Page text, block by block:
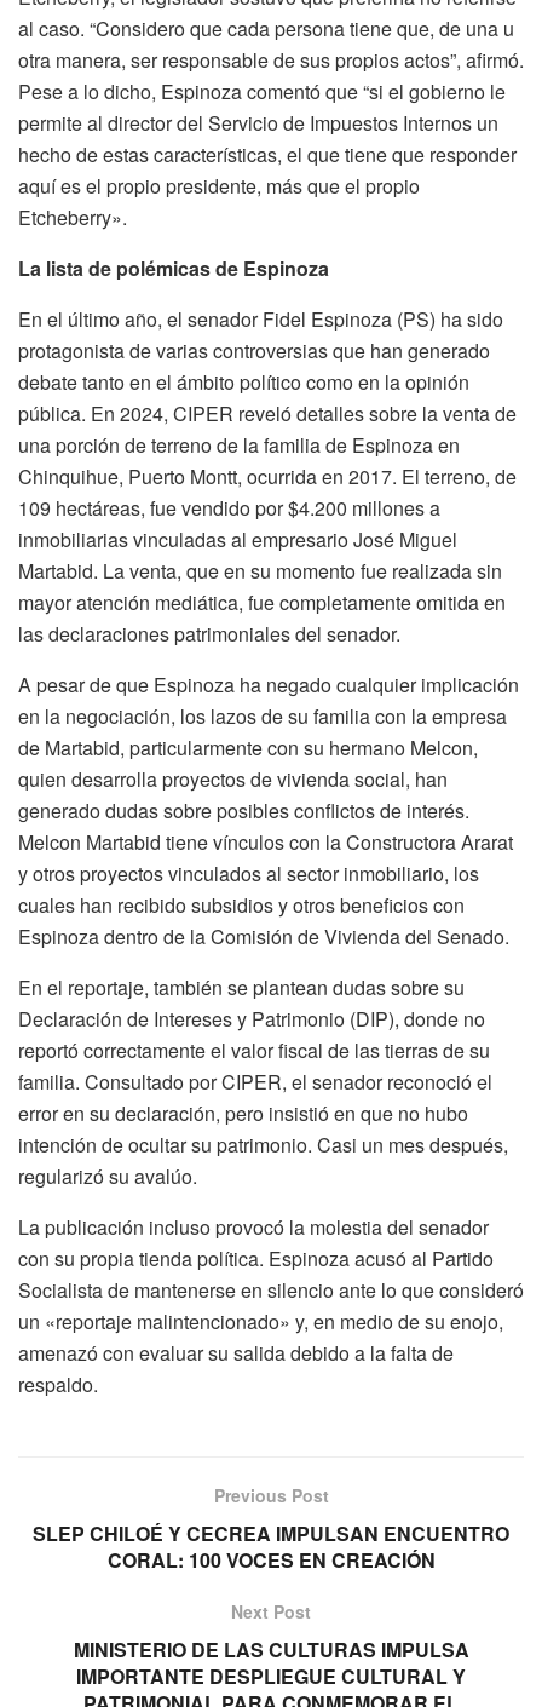
al caso. “Considero que cada persona tiene que, de una u
otra manera, ser responsable de sus propios actos”, afirmó.
Pese a lo dicho, Espinoza comentó que “si el gobierno le
permite al director del Servicio de Impuestos Internos un
hecho de estas características, el que tiene que responder
aquí es el propio presidente, más que el propio
Etcheberry».
La lista de polémicas de Espinoza
En el último año, el senador Fidel Espinoza (PS) ha sido
protagonista de varias controversias que han generado
debate tanto en el ámbito político como en la opinión
pública. En 2024, CIPER reveló detalles sobre la venta de
una porción de terreno de la familia de Espinoza en
Chinquihue, Puerto Montt, ocurrida en 2017. El terreno, de
109 hectáreas, fue vendido por $4.200 millones a
inmobiliarias vinculadas al empresario José Miguel
Martabid. La venta, que en su momento fue realizada sin
mayor atención mediática, fue completamente omitida en
las declaraciones patrimoniales del senador.
A pesar de que Espinoza ha negado cualquier implicación
en la negociación, los lazos de su familia con la empresa
de Martabid, particularmente con su hermano Melcon,
quien desarrolla proyectos de vivienda social, han
generado dudas sobre posibles conflictos de interés.
Melcon Martabid tiene vínculos con la Constructora Ararat
y otros proyectos vinculados al sector inmobiliario, los
cuales han recibido subsidios y otros beneficios con
Espinoza dentro de la Comisión de Vivienda del Senado.
En el reportaje, también se plantean dudas sobre su
Declaración de Intereses y Patrimonio (DIP), donde no
reportó correctamente el valor fiscal de las tierras de su
familia. Consultado por CIPER, el senador reconoció el
error en su declaración, pero insistió en que no hubo
intención de ocultar su patrimonio. Casi un mes después,
regularizó su avalúo.
La publicación incluso provocó la molestia del senador
con su propia tienda política. Espinoza acusó al Partido
Socialista de mantenerse en silencio ante lo que consideró
un «reportaje malintencionado» y, en medio de su enojo,
amenazó con evaluar su salida debido a la falta de
respaldo.
Previous Post
SLEP CHILOÉ Y CECREA IMPULSAN ENCUENTRO
CORAL: 100 VOCES EN CREACIÓN
Next Post
MINISTERIO DE LAS CULTURAS IMPULSA
IMPORTANTE DESPLIEGUE CULTURAL Y